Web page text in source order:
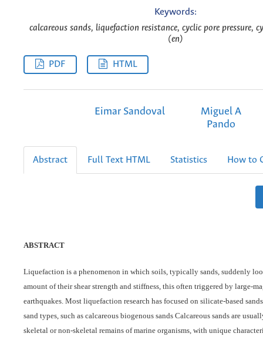
Keywords:
calcareous sands, liquefaction resistance, cyclic pore pressure,
(en)
PDF HTML
Eimar Sandoval
Miguel A
Pando
Abstract Full Text HTML Statistics How to
ABSTRACT
Liquefaction is a phenomenon in which soils, typically sands, suddenly
amount of their shear strength and stiffness, this often triggered by large-
earthquakes. Most liquefaction research has focused on silicate-based
sand types, such as calcareous biogenous sands Calcareous sands are
skeletal or non-skeletal remains of marine organisms, with unique